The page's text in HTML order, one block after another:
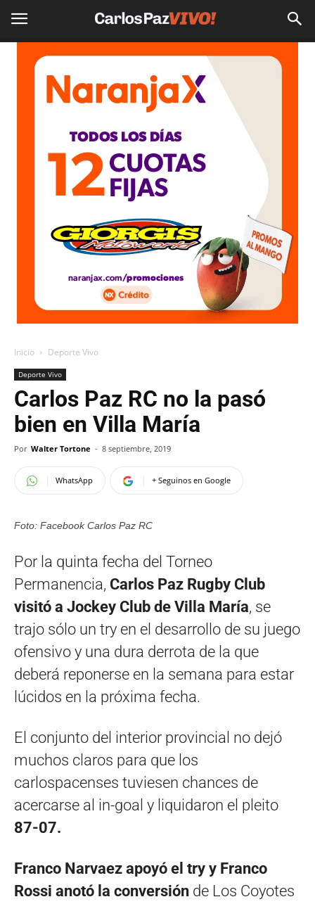
Inicio Deporte Vivo
Deporte Vivo
Carlos Paz RC no la pasó
bien en Villa María
Por Walter Tortone - 8 septiembre, 2019
WhatsApp + Seguinos en Google
Foto: Facebook Carlos Paz RC
Por la quinta fecha del Torneo
Permanencia, Carlos Paz Rugby Club
visitó a Jockey Club de Villa María, se
trajo sólo un try en el desarrollo de su juego
ofensivo y una dura derrota de la que
deberá reponerse en la semana para estar
lúcidos en la próxima fecha.
El conjunto del interior provincial no dejó
muchos claros para que los
carlospacenses tuviesen chances de
acercarse al in-goal y liquidaron el pleito
87-07.
Franco Narvaez apoyó el try y Franco
Rossi anotó la conversión de Los Coyotes